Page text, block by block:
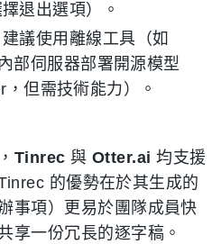
退出選項）。
議使用離線工具（如
部伺服器部署開源模型
，但需技術能力）。
Tinrec 與Otter.ai 均支援
的優勢在於其生成的
事項）更易於團隊成員快
享一份冗長的逐字稿。